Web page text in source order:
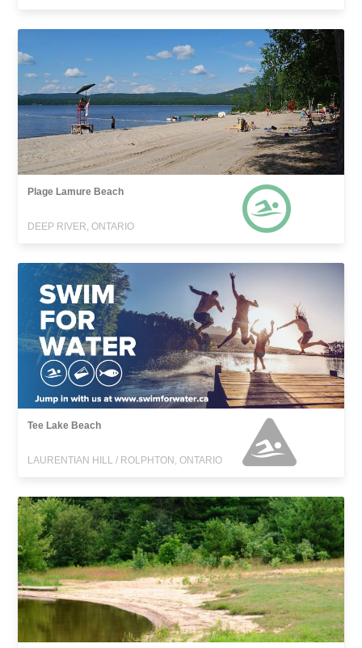
Plage Lamure Beach
DEEP RIVER, ONTARIO
Tee Lake Beach
LAURENTIAN HILL / ROLPHTON, ONTARIO